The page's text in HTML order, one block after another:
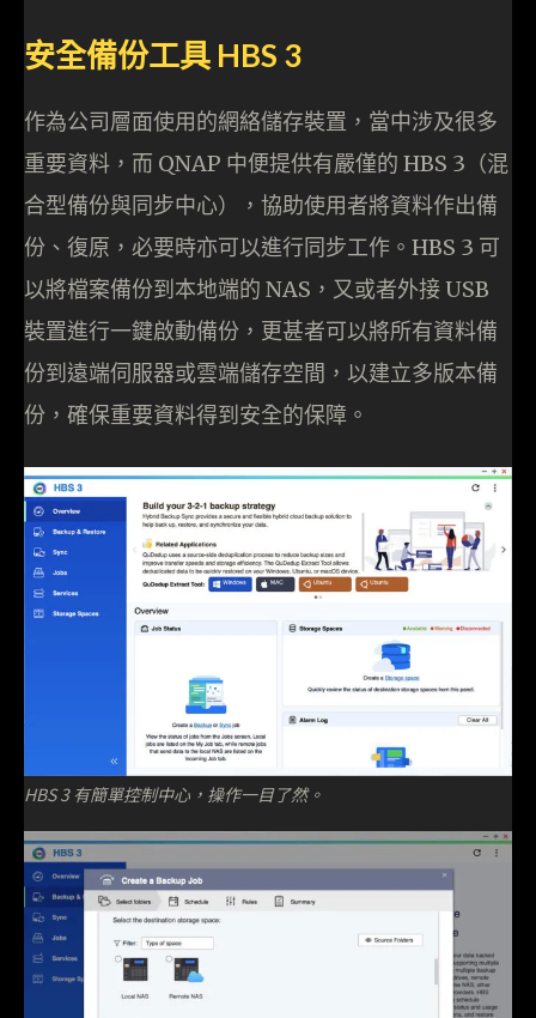
安全備份工具 HBS 3
作為公司層面使用的網絡儲存裝置，當中涉及很多
重要資料，而 QNAP 中便提供有嚴僅的 HBS 3（混
合型備份與同步中心），協助使用者將資料作出備
份、復原，必要時亦可以進行同步工作。HBS 3 可
以將檔案備份到本地端的 NAS，又或者外接 USB
裝置進行一鍵啟動備份，更甚者可以將所有資料備
份到遠端伺服器或雲端儲存空間，以建立多版本備
份，確保重要資料得到安全的保障。
HBS 3 有簡單控制中心，操作一目了然。